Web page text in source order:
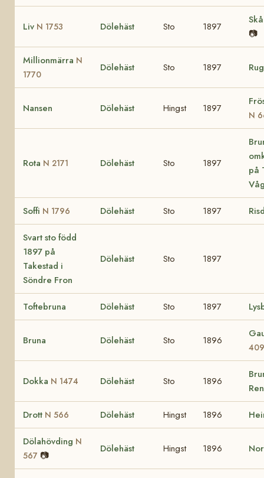
Liv N 1753 Dölehäst Sto 1897
📷
Millionmärra N
1770
Dölehäst Sto 1897
Nansen Dölehäst Hingst 1897
N
Rota N 2171 Dölehäst Sto 1897
på
Soffi N 1796 Dölehäst Sto 1897
Svart sto född
1897 på
Takestad i
Söndre Fron
Dölehäst Sto 1897
Toftebruna Dölehäst Sto 1897
Bruna Dölehäst Sto 1896
409
Dokka N 1474 Dölehäst Sto 1896
Drott N 566 Dölehäst Hingst 1896
Dölahövding N
567 📷
Dölehäst Hingst 1896